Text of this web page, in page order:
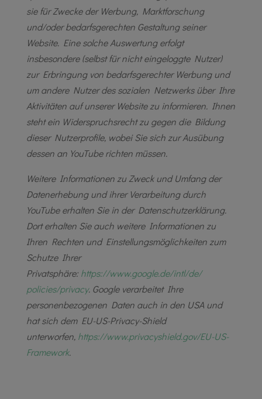
sie für Zwecke der Werbung, Marktforschung
und/oder bedarfsgerechten Gestaltung seiner
Website. Eine solche Auswertung erfolgt
insbesondere (selbst für nicht eingeloggte Nutzer)
zur Erbringung von bedarfsgerechter Werbung und
um andere Nutzer des sozialen Netzwerks über Ihre
Aktivitäten auf unserer Website zu informieren. Ihnen
steht ein Widerspruchsrecht zu gegen die Bildung
dieser Nutzerprofile, wobei Sie sich zur Ausübung
dessen an YouTube richten müssen.
Weitere Informationen zu Zweck und Umfang der
Datenerhebung und ihrer Verarbeitung durch
YouTube erhalten Sie in der Datenschutzerklärung.
Dort erhalten Sie auch weitere Informationen zu
Ihren Rechten und Einstellungsmöglichkeiten zum
Schutze Ihrer
Privatsphäre: https://www.google.de/intl/de/
policies/privacy. Google verarbeitet Ihre
personenbezogenen Daten auch in den USA und
hat sich dem EU-US-Privacy-Shield
unterworfen, https://www.privacyshield.gov/EU-US-
Framework.